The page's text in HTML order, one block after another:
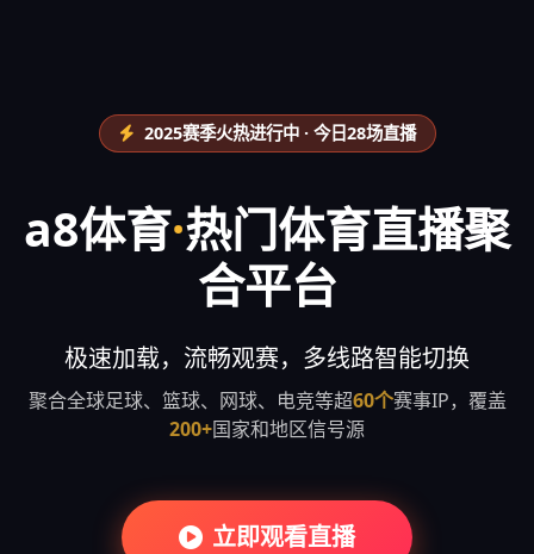
2025赛季火热进行中 · 今日28场直播
a8体育·热门体育直播聚
合平台
极速加载，流畅观赛，多线路智能切换
聚合全球足球、篮球、网球、电竞等超60个赛事IP，覆盖
200+国家和地区信号源
立即观看直播